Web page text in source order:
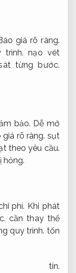
giá rõ ràng.
trình. nạo vét
từng bước.
bảo. Dễ mở
giá rõ ràng. sụt
theo yêu cầu.
hỏng.
phí. Khi phát
cần thay thế
quy trình. tốn